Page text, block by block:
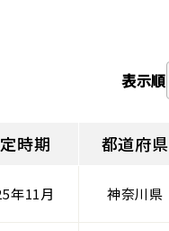
表示順
時期 都道府県
年11月 神奈川県